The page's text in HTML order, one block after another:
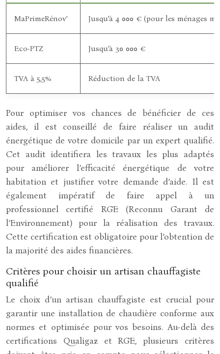
MaPrimeRénov’ Jusqu’à 4 000 € (pour les ménages
Eco-PTZ Jusqu’à 30 000 €
TVA à 5,5% Réduction de la TVA
Pour optimiser vos chances de bénéficier de ces
aides, il est conseillé de faire réaliser un audit
énergétique de votre domicile par un expert qualifié.
Cet audit identifiera les travaux les plus adaptés
pour améliorer l’efficacité énergétique de votre
habitation et justifier votre demande d’aide. Il est
également impératif de faire appel à un
professionnel certifié RGE (Reconnu Garant de
l’Environnement) pour la réalisation des travaux.
Cette certification est obligatoire pour l’obtention de
la majorité des aides financières.
Critères pour choisir un artisan chauffagiste
qualifié
Le choix d’un artisan chauffagiste est crucial pour
garantir une installation de chaudière conforme aux
normes et optimisée pour vos besoins. Au-delà des
certifications Qualigaz et RGE, plusieurs critères